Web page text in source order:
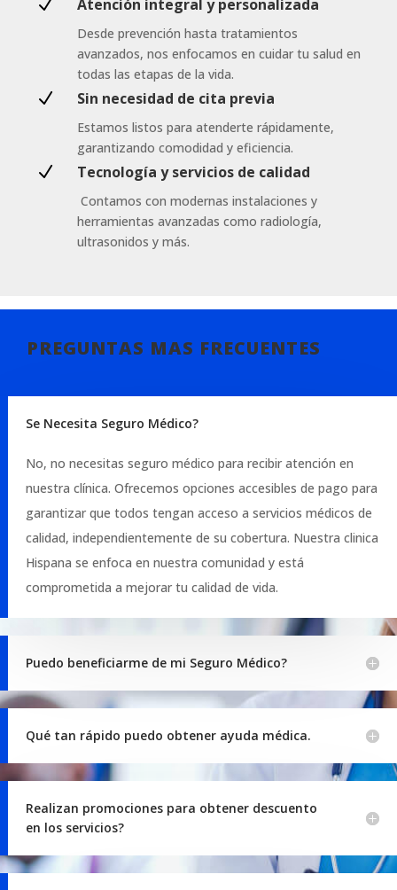
N Atención integral y personalizada
Desde prevención hasta tratamientos
avanzados, nos enfocamos en cuidar tu salud en
todas las etapas de la vida.
N Sin necesidad de cita previa
Estamos listos para atenderte rápidamente,
garantizando comodidad y eficiencia.
N Tecnología y servicios de calidad
Contamos con modernas instalaciones y
herramientas avanzadas como radiología,
ultrasonidos y más.
PREGUNTAS MAS FRECUENTES
Se Necesita Seguro Médico?
No, no necesitas seguro médico para recibir atención en
nuestra clínica. Ofrecemos opciones accesibles de pago para
garantizar que todos tengan acceso a servicios médicos de
calidad, independientemente de su cobertura. Nuestra clinica
Hispana se enfoca en nuestra comunidad y está
comprometida a mejorar tu calidad de vida.
Puedo beneficiarme de mi Seguro Médico?
Qué tan rápido puedo obtener ayuda médica.
Realizan promociones para obtener descuento
en los servicios?